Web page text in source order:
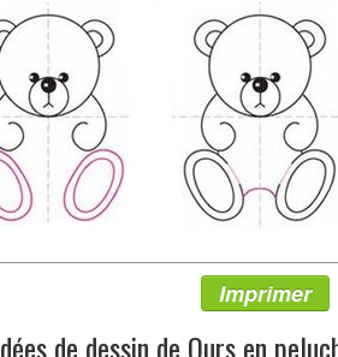
Imprimer
de dessin de Ours en